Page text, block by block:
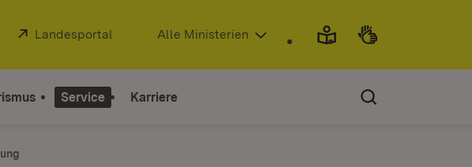
Extern:
Landesportal (Öffnet in neuem Fenster)
Alle Ministerien
Service Karriere